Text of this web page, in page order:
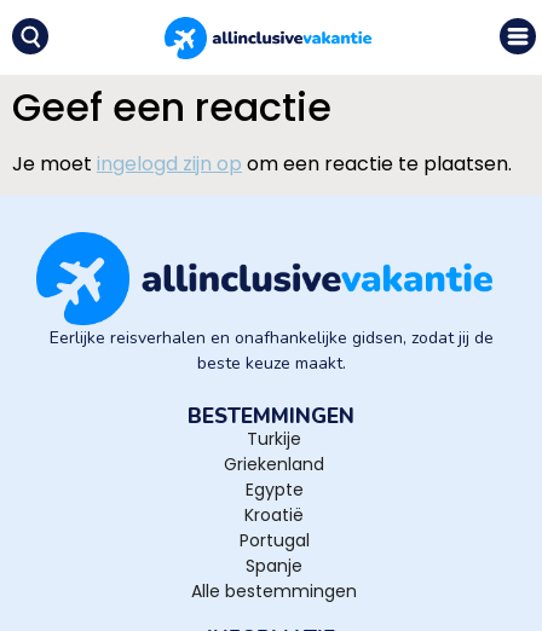
Geef een reactie
Je moet ingelogd zijn op om een reactie te plaatsen.
Eerlijke reisverhalen en onafhankelijke gidsen, zodat jij de
beste keuze maakt.
BESTEMMINGEN
Turkije
Griekenland
Egypte
Kroatië
Portugal
Spanje
Alle bestemmingen